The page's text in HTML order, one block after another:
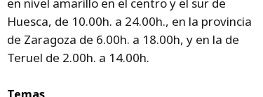
Huesca, de 10.00h. a 24.00h., en la provincia
de Zaragoza de 6.00h. a 18.00h, y en la de
Teruel de 2.00h. a 14.00h.